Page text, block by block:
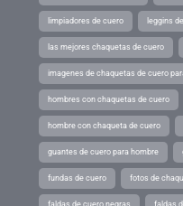
limpiadores de cuero leggins
las mejores chaquetas de cuero
imagenes de chaquetas de cuero
hombres con chaquetas de cuero
hombre con chaqueta de cuero
guantes de cuero para hombre
fundas de cuero fotos de
faldas de cuero negras faldas